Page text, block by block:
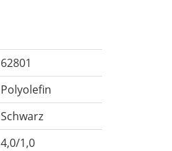
62801
Polyolefin
Schwarz
4,0/1,0